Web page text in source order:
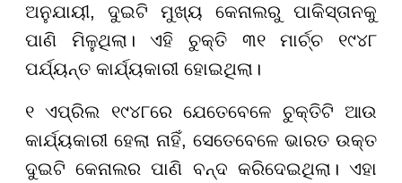
ଅନୁଯାୟୀ, ଦୁଇଟି ମୁଖ୍ୟ କେନାଲରୁ ପାକିସ୍ତାନକୁ
ପାଣି ମିଳୁଥିଲା। ଏହି ଚୁକ୍ତି ୩୧ ମାର୍ଚ୍ଚ ୧୯୪୮
ପର୍ଯ୍ୟନ୍ତ କାର୍ଯ୍ୟକାରୀ ହୋଇଥିଲା।
୧ ଏପ୍ରିଲ ୧୯୪୮ରେ ଯେତେବେଳେ ଚୁକ୍ତିଟି ଆଉ
କାର୍ଯ୍ୟକାରୀ ହେଲା ନାହିଁ, ସେତେବେଳେ ଭାରତ ଉକ୍ତ
ଦୁଇଟି କେନାଲର ପାଣି ବନ୍ଦ କରିଦେଇଥିଲା। ଏହା